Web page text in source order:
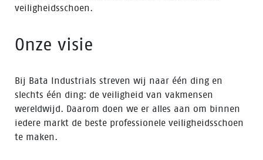
veiligheidsschoen.
Onze visie
Bij Bata Industrials streven wij naar één ding en
slechts één ding: de veiligheid van vakmensen
wereldwijd. Daarom doen we er alles aan om binnen
iedere markt de beste professionele veiligheidsschoen
te maken.